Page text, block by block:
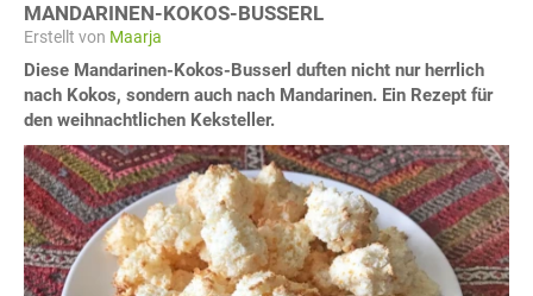
MANDARINEN-KOKOS-BUSSERL
Erstellt von Maarja
Diese Mandarinen-Kokos-Busserl duften nicht nur herrlich
nach Kokos, sondern auch nach Mandarinen. Ein Rezept für
den weihnachtlichen Keksteller.